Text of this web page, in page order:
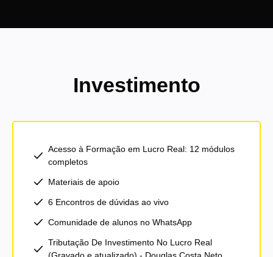
Investimento
Acesso à Formação em Lucro Real: 12 módulos
completos
Materiais de apoio
6 Encontros de dúvidas ao vivo
Comunidade de alunos no WhatsApp
Tributação De Investimento No Lucro Real
(Gravado e atualizado) - Douglas Costa Neto